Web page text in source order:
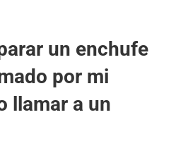
un enchufe
por mi
llamar a un